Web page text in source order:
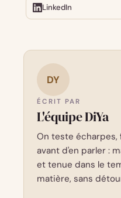
LinkedIn
DY
ÉCRIT PAR
L'équipe DiYa
On teste
avant d'en parler :
et tenue dans le
matière, sans